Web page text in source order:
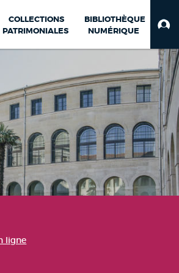
COLLECTIONS
PATRIMONIALES
BIBLIOTHÈQUE
NUMÉRIQUE
ligne